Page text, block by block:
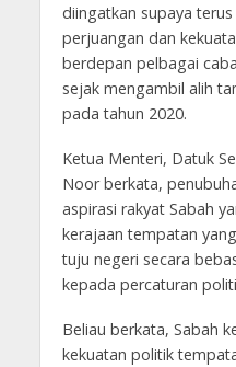
diingatkan supaya
perjuangan dan
berdepan pelbagai
sejak mengambil alih
pada tahun 2020.
Ketua Menteri, Datuk
Noor berkata,
aspirasi rakyat Sabah
kerajaan tempatan
tuju negeri secara
kepada percaturan
Beliau berkata, Sabah
kekuatan politik